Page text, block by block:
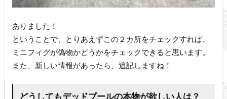
ありました！
ということで、とりあえずこの２カ所をチェックすれば、
ミニフィグが偽物かどうかをチェックできると思います。
また、新しい情報があったら、追記しますね！
どうしてもデッドプールの本物が欲しい人は？